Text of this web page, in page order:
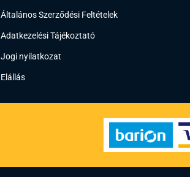
Általános Szerződési Feltételek
Adatkezelési Tájékoztató
Jogi nyilatkozat
Elállás